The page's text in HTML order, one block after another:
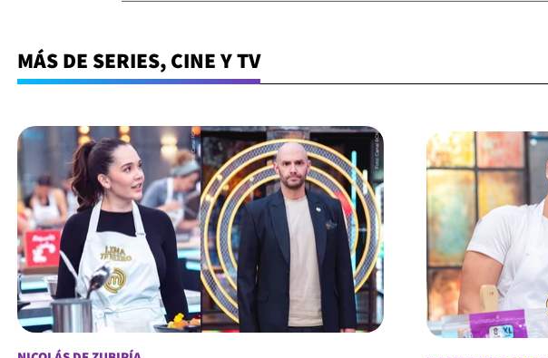
MÁS DE SERIES, CINE Y TV